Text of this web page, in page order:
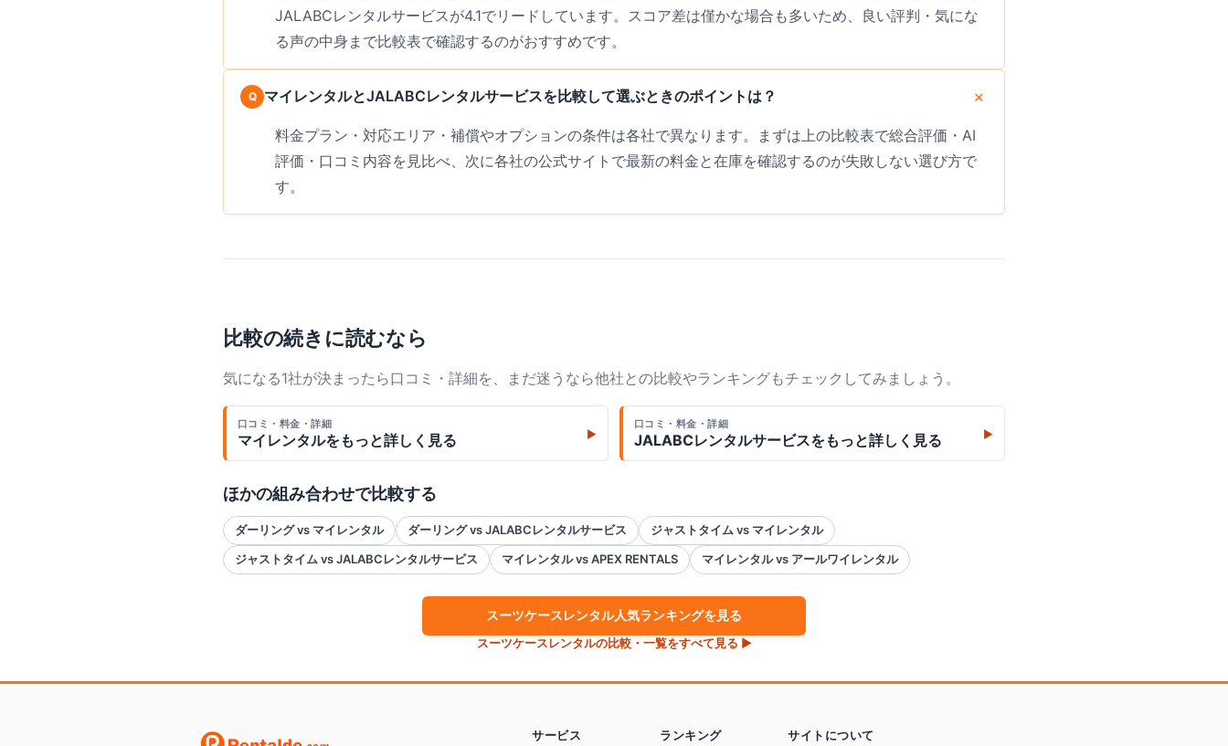
JALABCレンタルサービスが4.1でリードしています。スコア差は僅かな場合も多いため、良い評判・気にな
る声の中身まで比較表で確認するのがおすすめです。
マイレンタルとJALABCレンタルサービスを比較して選ぶときのポイントは？
料金プラン・対応エリア・補償やオプションの条件は各社で異なります。まずは上の比較表で総合評価・AI
評価・口コミ内容を見比べ、次に各社の公式サイトで最新の料金と在庫を確認するのが失敗しない選び方で
す。
比較の続きに読むなら
気になる1社が決まったら口コミ・詳細を、まだ迷うなら他社との比較やランキングもチェックしてみましょう。
口コミ・料金・詳細
マイレンタルをもっと詳しく見る ▶
口コミ・料金・詳細
JALABCレンタルサービスをもっと詳しく見る ▶
ほかの組み合わせで比較する
ダーリング vs マイレンタル ダーリング vs JALABCレンタルサービス
ジャストタイム vs マイレンタル
ジャストタイム vs JALABCレンタルサービス
マイレンタル vs APEX RENTALS マイレンタル vs アールワイレンタル
スーツケースレンタル人気ランキングを見る
スーツケースレンタルの比較・一覧をすべて見る ▶
サービス ランキング サイトについて